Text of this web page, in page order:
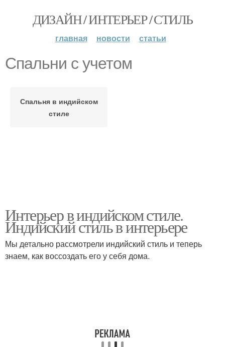
ДИЗАЙН / ИНТЕРЬЕР / СТИЛЬ
главная новости статьи
Спальни с учетом
Спальня в индийском
стиле
Интерьер в индийском стиле.
Индийский стиль в интерьере
Мы детально рассмотрели индийский стиль и теперь
знаем, как воссоздать его у себя дома.